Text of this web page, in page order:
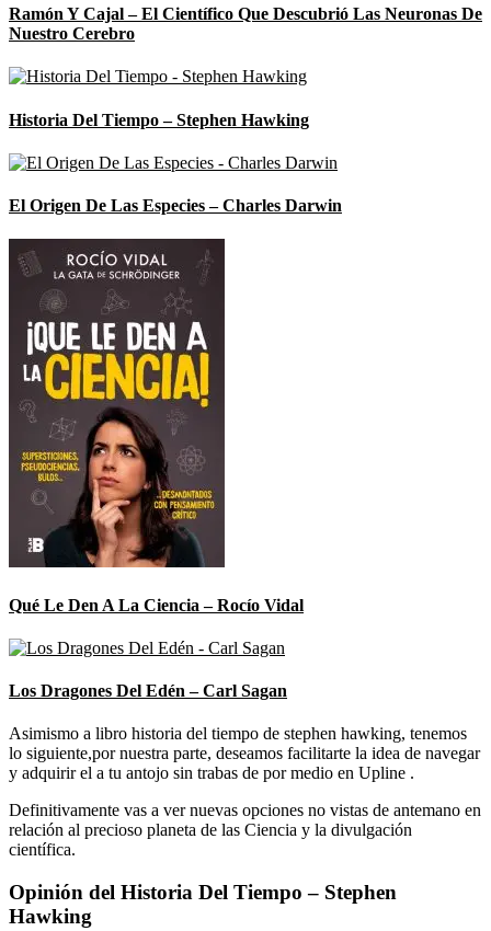
Ramón Y Cajal – El Científico Que Descubrió Las Neuronas De
Nuestro Cerebro
Historia Del Tiempo – Stephen Hawking
El Origen De Las Especies – Charles Darwin
Qué Le Den A La Ciencia – Rocío Vidal
Los Dragones Del Edén – Carl Sagan
Asimismo a libro historia del tiempo de stephen hawking, tenemos
lo siguiente,por nuestra parte, deseamos facilitarte la idea de navegar
y adquirir el a tu antojo sin trabas de por medio en Upline .
Definitivamente vas a ver nuevas opciones no vistas de antemano en
relación al precioso planeta de las Ciencia y la divulgación
científica.
Opinión del Historia Del Tiempo – Stephen
Hawking